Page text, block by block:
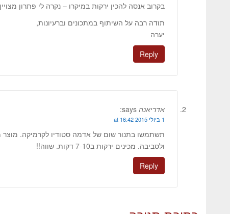
בקרוב אנסה להכין ירקות במיקרו – נקרה לי פתרון
תודה רבה על השיתוף במתכונים וברעיונות,
יערה
Reply
אדריאנה says:
1 ביולי 2015 at 16:42
תשתמשו בתנור שום של אדמה סטודיו לקרמיקה. מוצר
ולסביבה. מכינים ירקות ב7-10 דקות. שווה!!
Reply